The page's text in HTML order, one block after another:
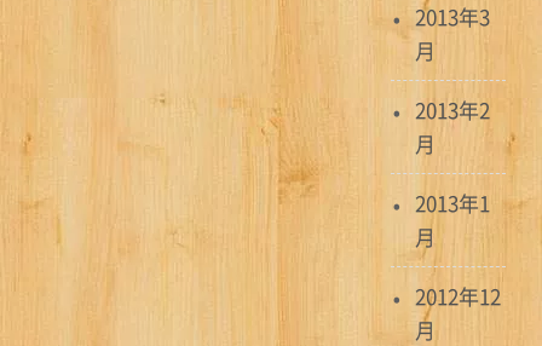
2013年3
月
2013年2
月
2013年1
月
2012年12
月